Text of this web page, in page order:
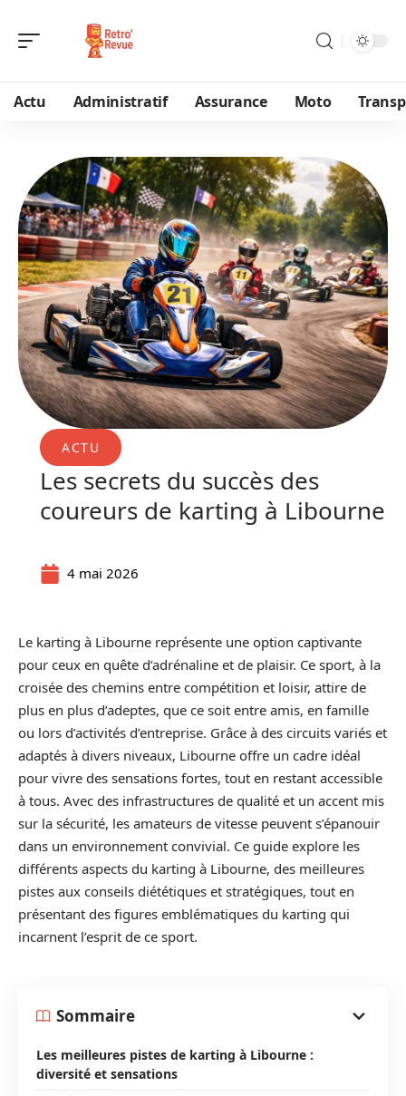
Actu Administratif Assurance Moto
ACTU
Les secrets du succès des
coureurs de karting à Libourne
4 mai 2026
Le karting à Libourne représente une option captivante
pour ceux en quête d’adrénaline et de plaisir. Ce sport, à la
croisée des chemins entre compétition et loisir, attire de
plus en plus d’adeptes, que ce soit entre amis, en famille
ou lors d’activités d’entreprise. Grâce à des circuits variés et
adaptés à divers niveaux, Libourne offre un cadre idéal
pour vivre des sensations fortes, tout en restant accessible
à tous. Avec des infrastructures de qualité et un accent mis
sur la sécurité, les amateurs de vitesse peuvent s’épanouir
dans un environnement convivial. Ce guide explore les
différents aspects du karting à Libourne, des meilleures
pistes aux conseils diététiques et stratégiques, tout en
présentant des figures emblématiques du karting qui
incarnent l’esprit de ce sport.
Sommaire
Les meilleures pistes de karting à Libourne :
diversité et sensations